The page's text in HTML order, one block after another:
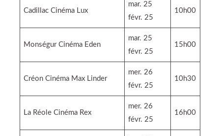
Cadillac Cinéma Lux
mar. 25
févr. 25
10h00
Monségur Cinéma Eden
mar. 25
févr. 25
15h00
Créon Cinéma Max Linder
mer. 26
févr. 25
10h30
La Réole Cinéma Rex
mer. 26
févr. 25
16h00